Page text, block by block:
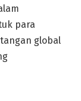
para
global